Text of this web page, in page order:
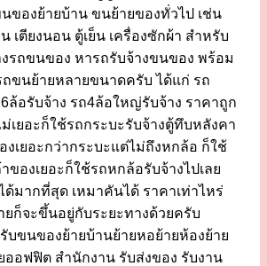
องย้ายบ้าน ขนย้ายของทั่วไป เช่น
เตียงนอน ตู้เย็น เครื่องซักผ้า สำหรับ
รถขนของ หารถรับจ้างขนของ พร้อม
ถขนย้ายหลายขนาดครับ ได้แก่ รถ
ล้อรับจ้าง รถ4ล้อใหญ่รับจ้าง ราคาถูก
ยอะก็ใช้รถกระบะรับจ้างตู้ทึบหลังคา
เยอะกว่ากระบะแต่ไม่ถึงหกล้อ ก็ใช้
องเยอะก็ใช้รถหกล้อรับจ้างไปเลย
มากที่สุด เหมาคันได้ ราคาเท่าไหร่
ก็จะขึ้นอยู่กับระยะทางด้วยครับ
ขนของย้ายบ้านย้ายหอย้ายห้องย้าย
ออฟฟิต สำนักงาน รับส่งของ รับงาน